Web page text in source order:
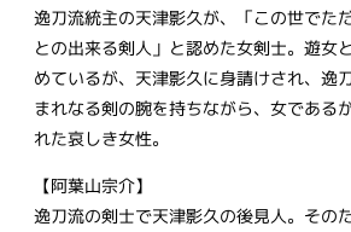
逸刀流統主の天津影久が、「この世でた
との出来る剣人」と認めた女剣士。遊女
めているが、天津影久に身請けされ、逸
まれなる剣の腕を持ちながら、女である
れた哀しき女性。
【阿葉山宗介】
逸刀流の剣士で天津影久の後見人。その